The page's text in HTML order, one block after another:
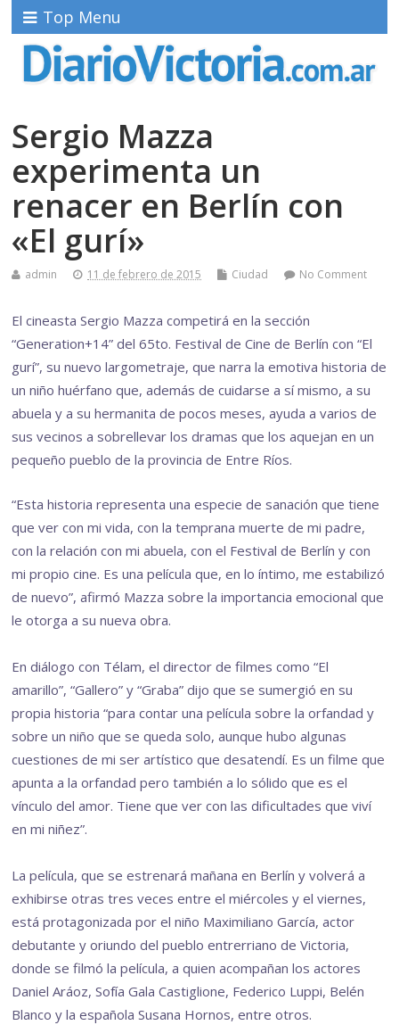
Top Menu
Sergio Mazza
experimenta un
renacer en Berlín con
«El gurí»
admin 11 de febrero de 2015 Ciudad No Comment
El cineasta Sergio Mazza competirá en la sección
“Generation+14” del 65to. Festival de Cine de Berlín con “El
gurí”, su nuevo largometraje, que narra la emotiva historia de
un niño huérfano que, además de cuidarse a sí mismo, a su
abuela y a su hermanita de pocos meses, ayuda a varios de
sus vecinos a sobrellevar los dramas que los aquejan en un
pequeño pueblo de la provincia de Entre Ríos.
“Esta historia representa una especie de sanación que tiene
que ver con mi vida, con la temprana muerte de mi padre,
con la relación con mi abuela, con el Festival de Berlín y con
mi propio cine. Es una película que, en lo íntimo, me estabilizó
de nuevo”, afirmó Mazza sobre la importancia emocional que
le otorga a su nueva obra.
En diálogo con Télam, el director de filmes como “El
amarillo”, “Gallero” y “Graba” dijo que se sumergió en su
propia historia “para contar una película sobre la orfandad y
sobre un niño que se queda solo, aunque hubo algunas
cuestiones de mi ser artístico que desatendí. Es un filme que
apunta a la orfandad pero también a lo sólido que es el
vínculo del amor. Tiene que ver con las dificultades que viví
en mi niñez”.
La película, que se estrenará mañana en Berlín y volverá a
exhibirse otras tres veces entre el miércoles y el viernes,
está protagonizada por el niño Maximiliano García, actor
debutante y oriundo del pueblo entrerriano de Victoria,
donde se filmó la película, a quien acompañan los actores
Daniel Aráoz, Sofía Gala Castiglione, Federico Luppi, Belén
Blanco y la española Susana Hornos, entre otros.